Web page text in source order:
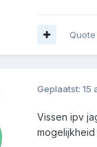
Quote
Geplaatst: 15
Vissen ipv